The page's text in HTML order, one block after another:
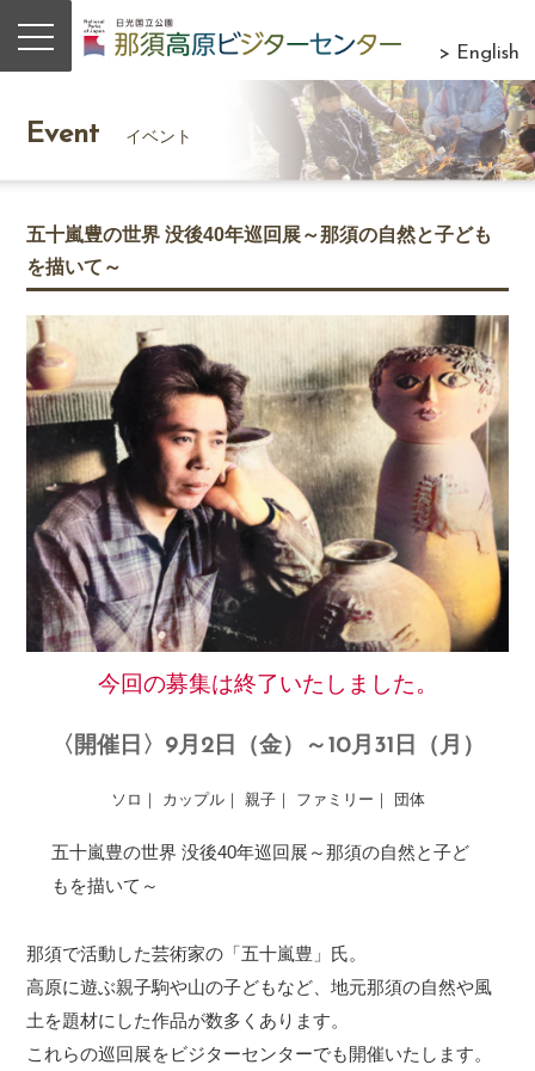
> English
Event イベント
五十嵐豊の世界 没後40年巡回展～那須の自然と子ども
を描いて～
今回の募集は終了いたしました。
〈開催日〉9月2日（金）～10月31日（月）
ソロ｜ カップル｜ 親子｜ ファミリー｜ 団体
五十嵐豊の世界 没後40年巡回展～那須の自然と子ど
もを描いて～
那須で活動した芸術家の「五十嵐豊」氏。
高原に遊ぶ親子駒や山の子どもなど、地元那須の自然や風
土を題材にした作品が数多くあります。
これらの巡回展をビジターセンターでも開催いたします。